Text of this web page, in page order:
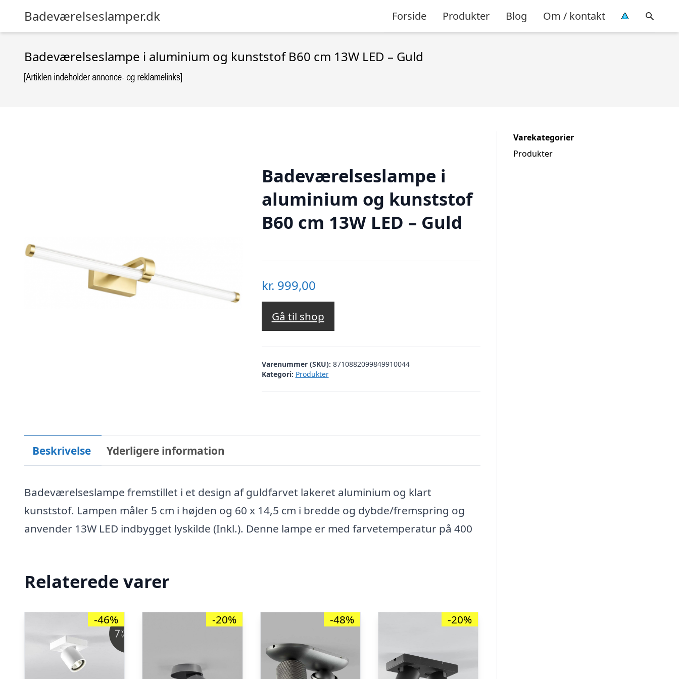
Badeværelseslamper.dk Forside Produkter Blog Om / kontakt
Badeværelseslampe i aluminium og kunststof B60 cm 13W LED – Guld
Badeværelseslampe i
aluminium og kunststof
B60 cm 13W LED – Guld
kr. 999,00
Gå til shop
Varenummer (SKU): 8710882099849910044
Kategori: Produkter
Beskrivelse Yderligere information
Badeværelseslampe fremstillet i et design af guldfarvet lakeret aluminium og klart
kunststof. Lampen måler 5 cm i højden og 60 x 14,5 cm i bredde og dybde/fremspring og
anvender 13W LED indbygget lyskilde (Inkl.). Denne lampe er med farvetemperatur på 400
Relaterede varer
-46% -20% -48% -20%
Varekategorier
Produkter